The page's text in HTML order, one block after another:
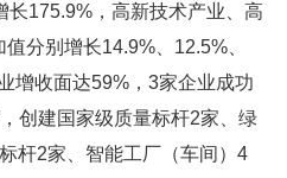
长175.9%，高新技术产业、高
分别增长14.9%、12.5%、
增收面达59%，3家企业成功
创建国家级质量标杆2家、绿
杆2家、智能工厂（车间）4